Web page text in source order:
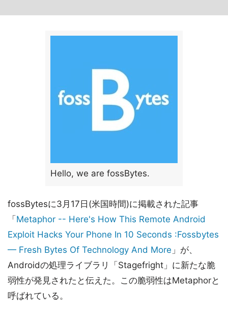
Hello, we are fossBytes.
fossBytesに3月17日(米国時間)に掲載された記事
「 Metaphor -- Here's How This Remote Android
Exploit Hacks Your Phone In 10 Seconds :Fossbytes
— Fresh Bytes Of Technology And More 」が、
Androidの処理ライブラリ「Stagefright」に新たな脆
弱性が発見されたと伝えた。この脆弱性はMetaphorと
呼ばれている。